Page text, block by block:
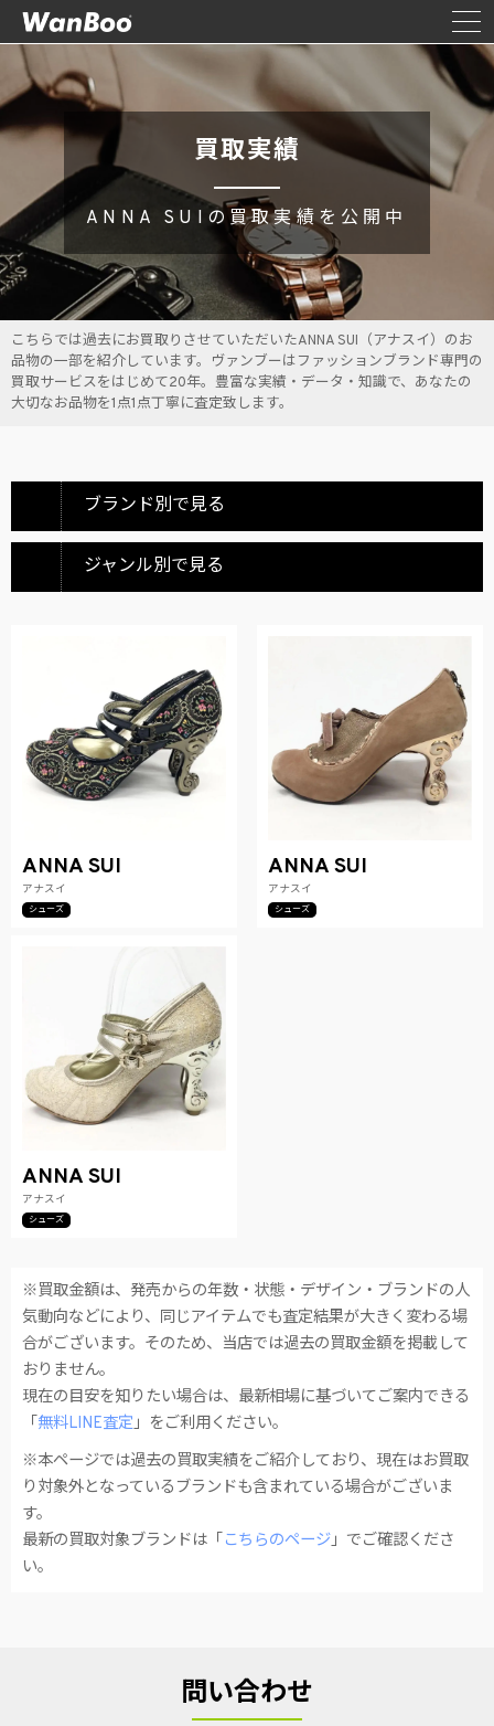
買取実績
ANNA SUIの買取実績を公開中
こちらでは過去にお買取りさせていただいたANNA SUI（アナスイ）のお
品物の一部を紹介しています。ヴァンブーはファッションブランド専門の
買取サービスをはじめて20年。豊富な実績・データ・知識で、あなたの
大切なお品物を1点1点丁寧に査定致します。
ブランド別で見る
ジャンル別で見る
ANNA SUI
アナスイ
シューズ
ANNA SUI
アナスイ
シューズ
ANNA SUI
アナスイ
シューズ
※買取金額は、発売からの年数・状態・デザイン・ブランドの人
気動向などにより、同じアイテムでも査定結果が大きく変わる場
合がございます。そのため、当店では過去の買取金額を掲載して
おりません。
現在の目安を知りたい場合は、最新相場に基づいてご案内できる
「 無料LINE査定」をご利用ください。
※本ページでは過去の買取実績をご紹介しており、現在はお買取
り対象外となっているブランドも含まれている場合がございま
す。
最新の買取対象ブランドは「 こちらのページ」でご確認くださ
い。
問い合わせ